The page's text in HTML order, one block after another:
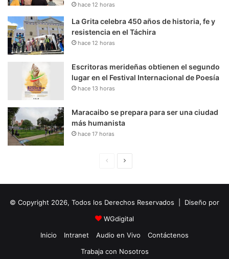
hace 12 horas
La Grita celebra 450 años de historia, fe y
resistencia en el Táchira
hace 12 horas
Escritoras merideñas obtienen el segundo
lugar en el Festival Internacional de Poesía
hace 13 horas
Maracaibo se prepara para ser una ciudad
más humanista
hace 17 horas
i
n
a
u
i
e
© Copyright 2026, Todos los Derechos Reservados | Diseño por
WGdigital
Inicio
Intranet Audio en Vivo
Contáctenos
Trabaja con Nosotros